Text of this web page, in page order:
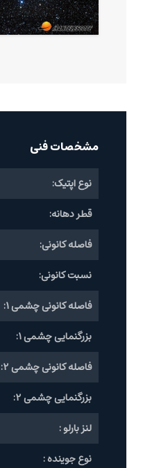
مشخصات فنی
نوع اپتیک:
قطر دهانه:
فاصله کانونی:
نسبت کانونی:
فاصله کانونی چشمی 1:
بزرگنمایی چشمی 1:
فاصله کانونی چشمی 2:
بزرگنمایی چشمی 2:
لنز بارلو :
نوع جوینده :